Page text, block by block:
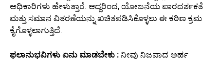
ಅಧಿಕಾರಿಗಳು ಹೇಳುತ್ತಾರೆ. ಆದ್ದರಿಂದ, ಯೋಜನೆಯ ಪಾರದರ್ಶಕತೆ
ಮತ್ತು ಸಮಾನ ವಿತರಣೆಯನ್ನು ಖಚಿತಪಡಿಸಿಕೊಳ್ಳಲು ಈ ಕಠಿಣ ಕ್ರಮ
ಕೈಗೊಳ್ಳಲಾಗುತ್ತಿದೆ.
ಫಲಾನುಭವಿಗಳು ಏನು ಮಾಡಬೇಕು : ನೀವು ನಿಜವಾದ ಅರ್ಹ